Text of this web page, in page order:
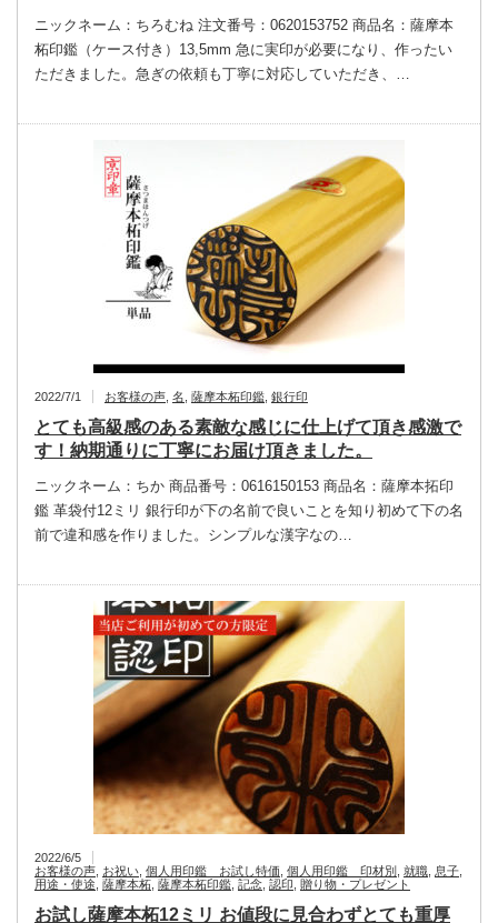
ニックネーム：ちろむね 注文番号：0620153752 商品名：薩摩本
柘印鑑（ケース付き）13,5mm 急に実印が必要になり、作ったい
ただきました。急ぎの依頼も丁寧に対応していただき、…
2022/7/1 お客様の声 名 薩摩本柘印鑑 銀行印
とても高級感のある素敵な感じに仕上げて頂き感激で
す！納期通りに丁寧にお届け頂きました。
ニックネーム：ちか 商品番号：0616150153 商品名：薩摩本拓印
鑑 革袋付12ミリ 銀行印が下の名前で良いことを知り初めて下の名
前で違和感を作りました。シンプルな漢字なの…
2022/6/5
お客様の声 お祝い 個人用印鑑 お試し特価 個人用印鑑 印材別 就職 息子
用途・使途 薩摩本柘 薩摩本柘印鑑 記念 認印 贈り物・プレゼント
お試し薩摩本柘12ミリ お値段に見合わずとても重厚